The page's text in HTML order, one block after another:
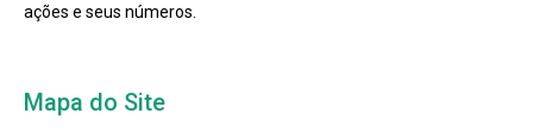
ações e seus números.
Mapa do Site